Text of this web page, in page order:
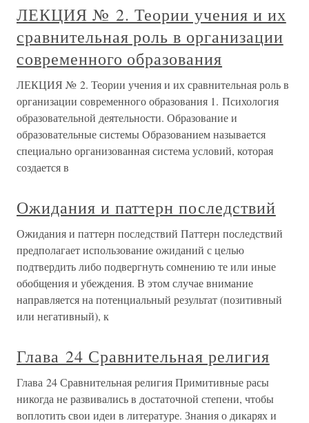
ЛЕКЦИЯ № 2. Теории учения и их
сравнительная роль в организации
современного образования
ЛЕКЦИЯ № 2. Теории учения и их сравнительная роль в
организации современного образования 1. Психология
образовательной деятельности. Образование и
образовательные системы Образованием называется
специально организованная система условий, которая
создается в
Ожидания и паттерн последствий
Ожидания и паттерн последствий Паттерн последствий
предполагает использование ожиданий с целью
подтвердить либо подвергнуть сомнению те или иные
обобщения и убеждения. В этом случае внимание
направляется на потенциальный результат (позитивный
или негативный), к
Глава 24 Сравнительная религия
Глава 24 Сравнительная религия Примитивные расы
никогда не развивались в достаточной степени, чтобы
воплотить свои идеи в литературе. Знания о дикарях и